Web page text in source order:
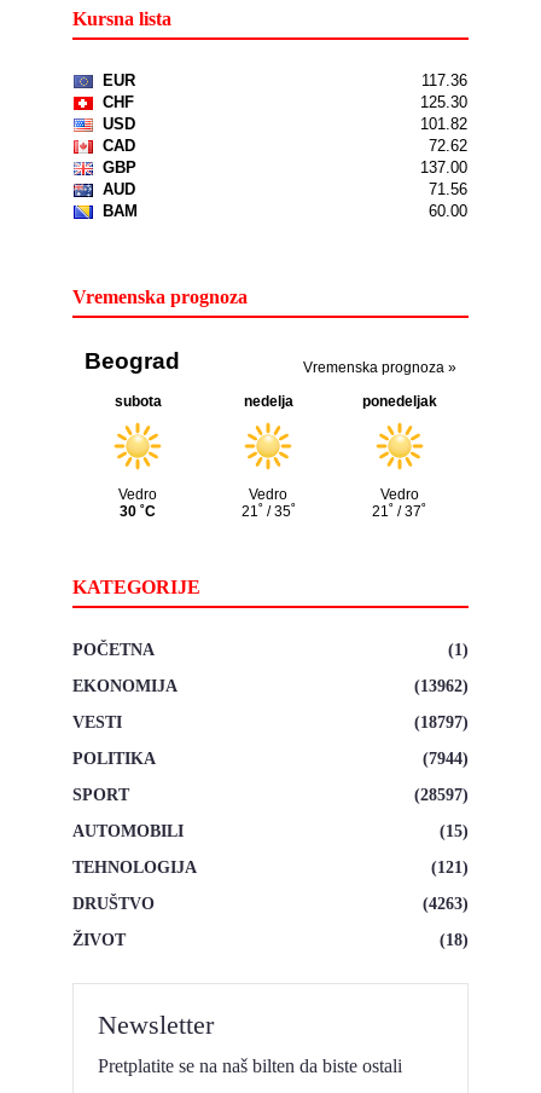
Kursna lista
Vremenska prognoza
KATEGORIJE
POČETNA
(1)
EKONOMIJA
(13962)
VESTI
(18797)
POLITIKA
(7944)
SPORT
(28597)
AUTOMOBILI
(15)
TEHNOLOGIJA
(121)
DRUŠTVO
(4263)
ŽIVOT
(18)
Newsletter
Pretplatite se na naš bilten da biste ostali